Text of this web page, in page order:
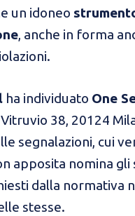
un idoneo
, anche in forma
ha individuato One
38, 20124
segnalazioni, cui
apposita nomina gli
dalla normativa
stesse.